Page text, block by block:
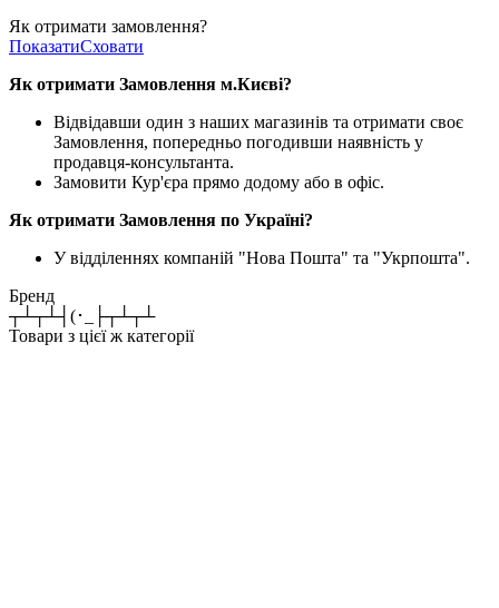
Як отримати замовлення?
ПоказатиСховати
Як отримати Замовлення м.Києві?
Відвідавши один з наших магазинів та отримати своє
Замовлення, попередньо погодивши наявність у
продавця-консультанта.
Замовити Кур'єра прямо додому або в офіс.
Як отримати Замовлення по Україні?
У відділеннях компаній "Нова Пошта" та "Укрпошта".
Бренд
┬┴┬┴┤(･_├┬┴┬┴
Товари з цієї ж категорії